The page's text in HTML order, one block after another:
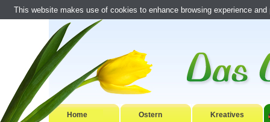
Home Ostern Kreatives
This website makes use of cookies to enhance browsing experience